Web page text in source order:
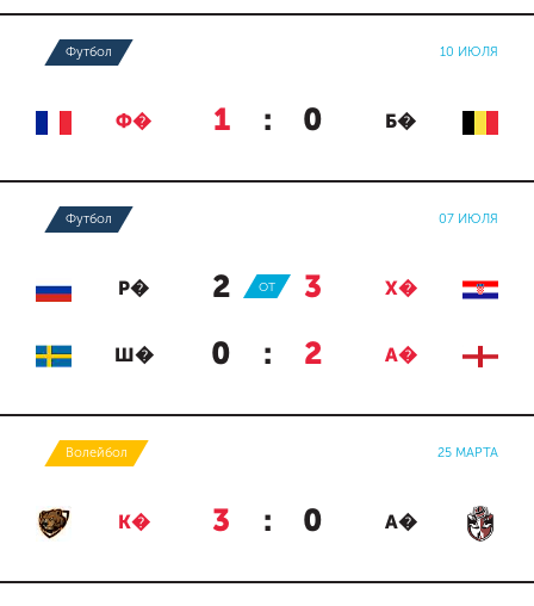
Футбол 10 ИЮЛЯ
Ф� 1 : 0 Б�
Футбол 07 ИЮЛЯ
Р� 2 : 3 Х�
ОТ
Ш� 0 : 2 А�
Волейбол 25 МАРТА
К� 3 : 0 А�